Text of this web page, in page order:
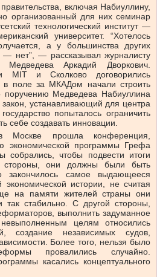
включая Набиуллину,
организованный для них семинар
технологический институт —
университет. “Хотелось
а у большинства других
нет”, — рассказывал журналисту
Медведева Аркадий Дворкович.
MIT и Сколково договорились
в поле за МКАДом начали строить
поручению Медведева Набиуллина
устанавливающий для центра
попыталось ограничить
себе создавать инновации.
прошла конференция,
экономической программы Грефа
чтобы подвести итоги
они должны были быть
самое выдающееся
экономической истории, не считая
на памяти жителей страны они
так стабильно. С другой стороны,
выполнить задуманное
целям относились
создание независимых судов,
Более того, нельзя было
провалились случайно.
касались концептуального